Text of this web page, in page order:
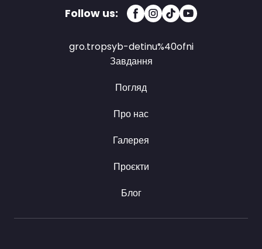
Follow us:
gro.tropsyb-detinu%40ofni
Завдання
Погляд
Про нас
Галерея
Проєкти
Блог